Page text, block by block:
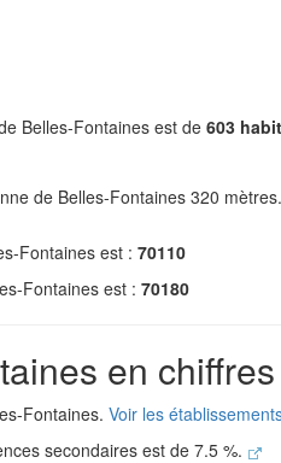
Belles-Fontaines est de 603
de Belles-Fontaines 320 mètres.
Fontaines est : 70110
Fontaines est : 70180
en chiffres
Fontaines. Voir les
secondaires est de 7.5 %.